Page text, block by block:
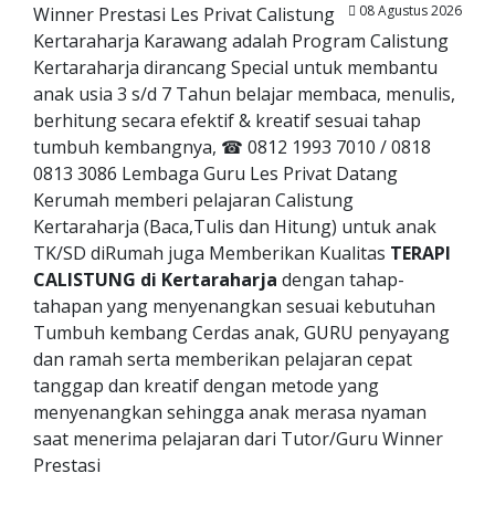
08 Agustus 2026
Winner Prestasi Les Privat Calistung
Kertaraharja Karawang adalah Program Calistung
Kertaraharja dirancang Special untuk membantu
anak usia 3 s/d 7 Tahun belajar membaca, menulis,
berhitung secara efektif & kreatif sesuai tahap
tumbuh kembangnya, ☎ 0812 1993 7010 / 0818
0813 3086 Lembaga Guru Les Privat Datang
Kerumah memberi pelajaran Calistung
Kertaraharja (Baca,Tulis dan Hitung) untuk anak
TK/SD diRumah juga Memberikan Kualitas TERAPI
CALISTUNG di Kertaraharja dengan tahap-
tahapan yang menyenangkan sesuai kebutuhan
Tumbuh kembang Cerdas anak, GURU penyayang
dan ramah serta memberikan pelajaran cepat
tanggap dan kreatif dengan metode yang
menyenangkan sehingga anak merasa nyaman
saat menerima pelajaran dari Tutor/Guru Winner
Prestasi